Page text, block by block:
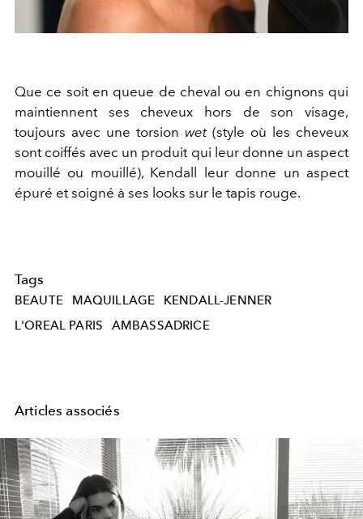
Que ce soit en queue de cheval ou en chignons qui
maintiennent ses cheveux hors de son visage,
toujours avec une torsion wet(style où les cheveux
sont coiffés avec un produit qui leur donne un aspect
mouillé ou mouillé), Kendall leur donne un aspect
épuré et soigné à ses looks sur le tapis rouge.
Tags
BEAUTE MAQUILLAGE
KENDALL-JENNER
L'OREAL PARIS
AMBASSADRICE
Articles associés